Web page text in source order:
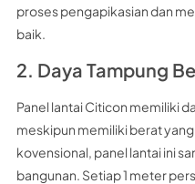
proses pengapikasian dan
baik.
2. Daya Tampung
Panel lantai Citicon memiliki
meskipun memiliki berat
kovensional, panel lantai ini
bangunan. Setiap 1 meter